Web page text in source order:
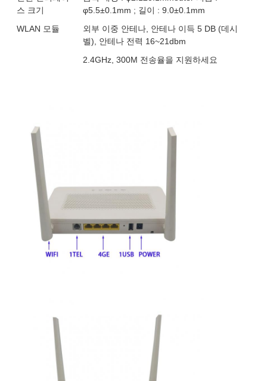
스 크기
φ5.5±0.1mm ; 길이 : 9.0±0.1mm
WLAN 모듈
외부 이중 안테나, 안테나 이득 5 DB (데시
벨), 안테나 전력 16~21dbm
2.4GHz, 300M 전송율을 지원하세요